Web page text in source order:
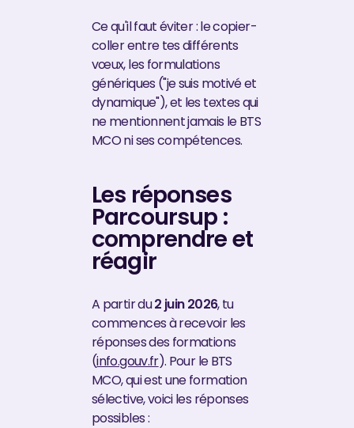
Ce qu'il faut éviter : le copier-
coller entre tes différents
vœux, les formulations
génériques ("je suis motivé et
dynamique"), et les textes qui
ne mentionnent jamais le BTS
MCO ni ses compétences.
Les réponses
Parcoursup :
comprendre et
réagir
A partir du2 juin 2026, tu
commences à recevoir les
réponses des formations
(info.gouv.fr). Pour le BTS
MCO, qui est une formation
sélective, voici les réponses
possibles :